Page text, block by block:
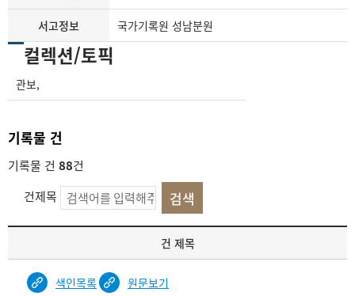
서고정보 국가기록원 성남분원
컬렉션/토픽
관보,
기록물 건
기록물 건 88건
건제목
건 제목
색인목록 원문보기